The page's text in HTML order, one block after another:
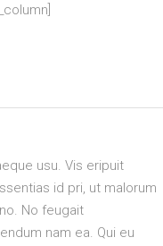
usu. Vis eripuit
id pri, ut malorum
No feugait
nam ea. Qui eu